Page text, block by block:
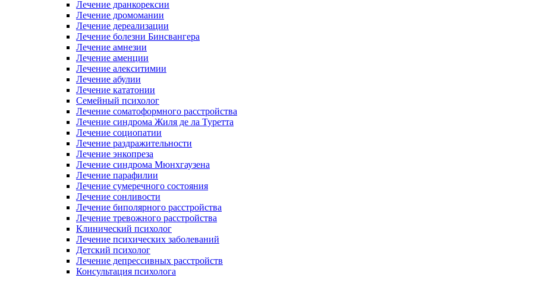
Лечение дранкорексии
Лечение дромомании
Лечение дереализации
Лечение болезни Бинсвангера
Лечение амнезии
Лечение аменции
Лечение алекситимии
Лечение абулии
Лечение кататонии
Семейный психолог
Лечение соматоформного расстройства
Лечение синдрома Жиля де ла Туретта
Лечение социопатии
Лечение раздражительности
Лечение энкопреза
Лечение синдрома Мюнхгаузена
Лечение парафилии
Лечение сумеречного состояния
Лечение сонливости
Лечение биполярного расстройства
Лечение тревожного расстройства
Клинический психолог
Лечение психических заболеваний
Детский психолог
Лечение депрессивных расстройств
Консультация психолога